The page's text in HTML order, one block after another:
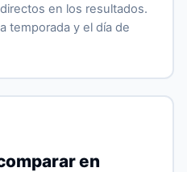
en los resultados.
temporada y el día de
en